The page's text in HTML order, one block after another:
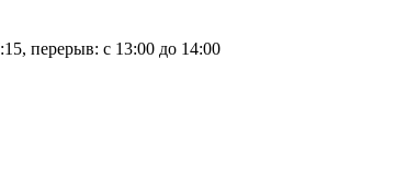
перерыв: с 13:00 до 14:00